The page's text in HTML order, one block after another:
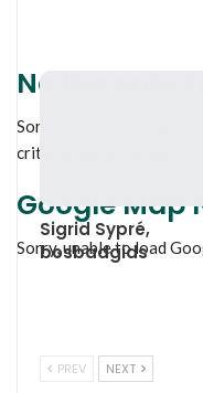
No Records
Sorry, no records were
criteria and try again.
Google Map
Sorry, unable to load
Sigrid Sypré,
bosbadgids
PREV NEXT